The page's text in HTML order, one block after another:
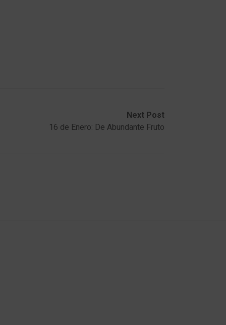
Next Post
16 de Enero: De Abundante Fruto